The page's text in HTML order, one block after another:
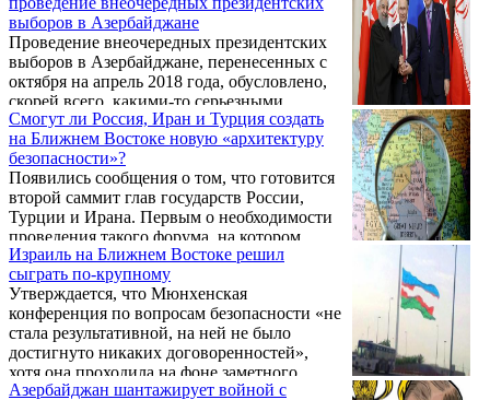
Подобное мнение в беседе с
корреспондентом Новости Армении –
NEWS.am высказал российский аналитик
Станислав Тарасов.
выборов в Азербайджане
Проведение внеочередных президентских
выборов в Азербайджане, перенесенных с
октября на апрель 2018 года, обусловлено,
скорей всего, какими-то серьезными
обстоятельствами, о которых в Баку
предпочитают открыто не говорить.
Подобное мнение в беседе с
корреспондентом Новости Армении –
NEWS.am российский аналитик Станислав
Тарасов.
Смогут ли Россия, Иран и Турция создать
на Ближнем Востоке новую «архитектуру
безопасности»?
Появились сообщения о том, что готовится
второй саммит глав государств России,
Турции и Ирана. Первым о необходимости
проведения такого форума, на котором
можно было бы обсудить ситуацию в
Сирии, а также проблемы «развития
трехстороннего сотрудничества между
Тегераном, Анкарой и Москвой по
региональным вопросам», заговорил в
первых числах февраля президент Ирана
Хасан Рухани в телефонном диалоге с
турецким коллегой Реджепом Тайипом
Израиль на Ближнем Востоке решил
сыграть по-крупному
Утверждается, что Мюнхенская
конференция по вопросам безопасности «не
стала результативной, на ней не было
достигнуто никаких договоренностей»,
хотя она проходила на фоне заметного
обострения ситуации на Ближнем Востоке.
Азербайджан шантажирует войной с